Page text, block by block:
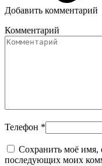
Добавить комментарий
Комментарий
Телефон *
Сохранить моё имя,
последующих моих